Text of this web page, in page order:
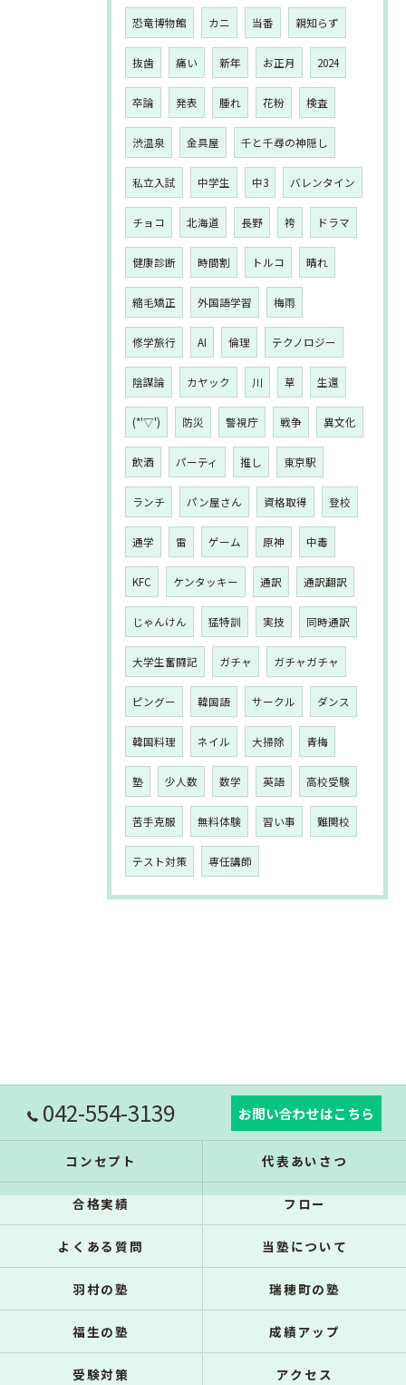
恐竜博物館 カニ 当番 親知らず
抜歯 痛い 新年 お正月 2024
卒論 発表 腫れ 花粉 検査
渋温泉 金具屋 千と千尋の神隠し
私立入試 中学生 中3 バレンタイン
チョコ 北海道 長野 袴 ドラマ
健康診断 時間割 トルコ 晴れ
縮毛矯正 外国語学習 梅雨
修学旅行 AI 倫理 テクノロジー
陰謀論 カヤック 川 草 生還
(*'▽') 防災 警視庁 戦争 異文化
飲酒 パーティ 推し 東京駅
ランチ パン屋さん 資格取得 登校
通学 雷 ゲーム 原神 中毒
KFC ケンタッキー 通訳 通訳翻訳
じゃんけん 猛特訓 実技 同時通訳
大学生奮闘記 ガチャ ガチャガチャ
ピングー 韓国語 サークル ダンス
韓国料理 ネイル 大掃除 青梅
塾 少人数 数学 英語 高校受験
苦手克服 無料体験 習い事 難関校
テスト対策 専任講師
042-554-3139 お問い合わせはこちら
コンセプト 代表あいさつ
合格実績 フロー
よくある質問 当塾について
羽村の塾 瑞穂町の塾
福生の塾 成績アップ
受験対策 アクセス